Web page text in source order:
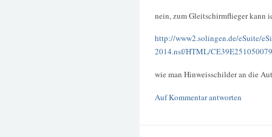
nein, zum Gleitschirmflieger kann
http://www2.solingen.de/eSuite/
2014.nsf/HTML/
wie man Hinweisschilder an die
Auf Kommentar antworten